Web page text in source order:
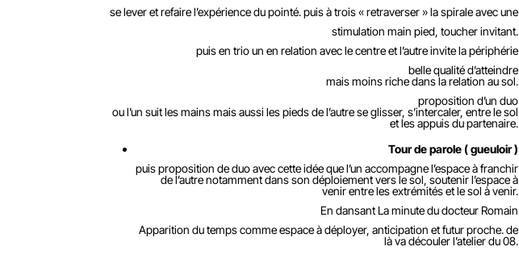
se lever et refaire l’expérience du pointé. puis à trois « retraverser » la spirale avec une
stimulation main pied, toucher invitant.
puis en trio un en relation avec le centre et l’autre invite la périphérie
belle qualité d’atteindre
mais moins riche dans la relation au sol.
proposition d’un duo
ou l’un suit les mains mais aussi les pieds de l’autre se glisser, s’intercaler, entre le sol
et les appuis du partenaire.
Tour de parole ( gueuloir )
puis proposition de duo avec cette idée que l’un accompagne l’espace à franchir
de l’autre notamment dans son déploiement vers le sol, soutenir l’espace à
venir entre les extrémités et le sol à venir.
En dansant La minute du docteur Romain
Apparition du temps comme espace à déployer, anticipation et futur proche. de
là va découler l’atelier du 08.